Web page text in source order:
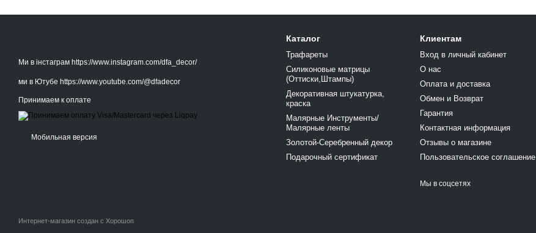
Ми в інстаграм https://www.instagram.com/dfa_decor/
ми в Ютубе https://www.youtube.com/@dfadecor
Принимаем к оплате
Мобильная версия
Интернет-магазин создан с Хорошоп
Каталог
Трафареты
Силиконовые матрицы
(Оттиски,Штампы)
Декоративная штукатурка,
краска
Малярные Инструменты/
Малярные ленты
Золотой-Серебренный декор
Подарочный сертификат
Клиентам
Вход в личный кабинет
О нас
Оплата и доставка
Обмен и Возврат
Гарантия
Контактная информация
Отзывы о магазине
Пользовательское соглашение
Мы в соцсетях